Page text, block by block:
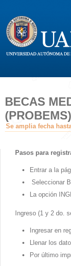
BECAS
(PROBEMS)
Se amplia fecha
Pasos para
Entrar a la
Seleccionar
La opción
Ingreso (1 y 2 do.
Ingresar en
Llenar los
Por último